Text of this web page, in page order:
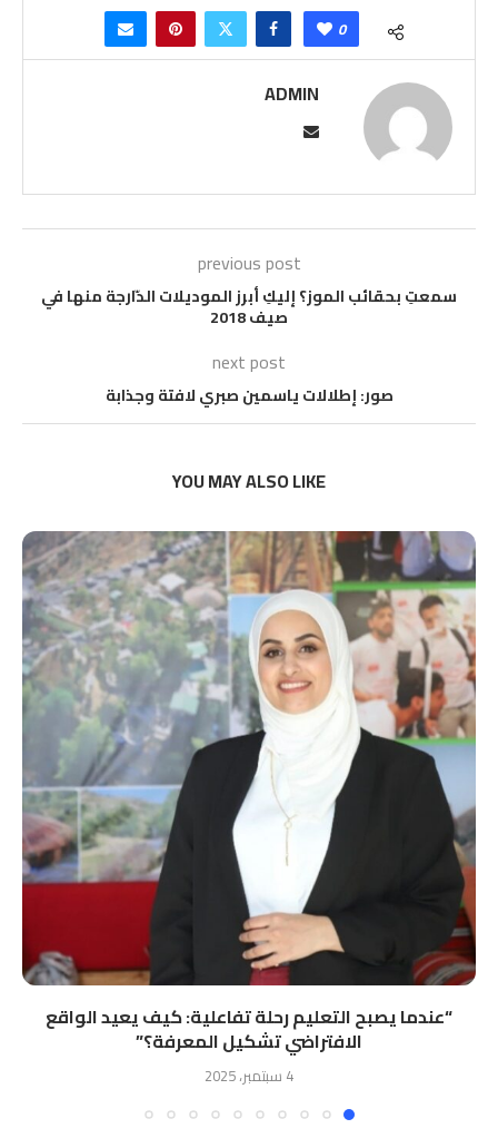
0
ADMIN
previous post
سمعتِ بحقائب الموز؟ إليكِ أبرز الموديلات الدّارجة منها في
صيف 2018
next post
صور: إطلالات ياسمين صبري لافتة وجذابة
YOU MAY ALSO LIKE
“ﻋﻨﺪﻣﺎ ﻳﺼﺒﺢ اﻟﺘﻌﻠﻴﻢ رﺣﻠﺔ ﺗﻔﺎﻋﻠﻴﺔ: ﻛﻴﻒ ﻳﻌﻴﺪ اﻟﻮاﻗﻊ
اﻻﻓﺘﺮاﺿﻲ ﺗﺸﻜﻴﻞ اﻟﻤﻌﺮﻓﺔ؟”
4 سبتمبر، 2025